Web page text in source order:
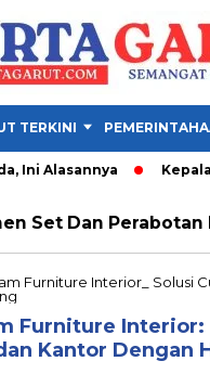
TERKINI
Alasannya Kepala
Set Dan Perabotan
Furniture
Kantor Dengan